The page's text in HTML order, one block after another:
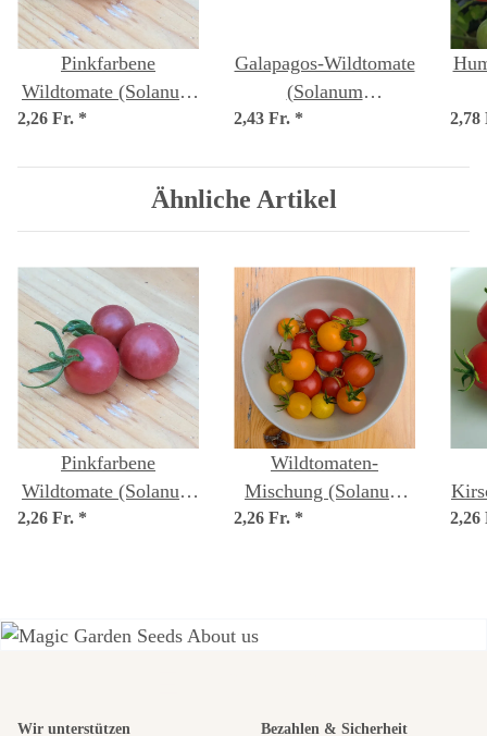
Pinkfarbene
Wildtomate (Solanum
pimpinellifolium)
2,26 Fr. *
Galapagos-Wildtomate
(Solanum
cheesmaniae) Samen
2,43 Fr. *
Ähnliche Artikel
Pinkfarbene
Wildtomate (Solanum
pimpinellifolium)
2,26 Fr. *
Wildtomaten-
Mischung (Solanum
pimpinellifolium)
2,26 Fr. *
Wir unterstützen Bezahlen & Sicherheit